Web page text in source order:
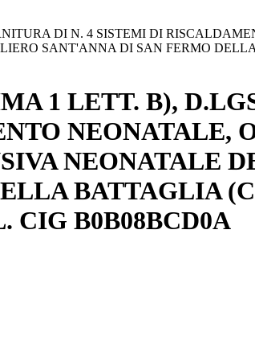
DI N. 4 SISTEMI DI
SANT'ANNA DI SAN FERMO
1 LETT. B),
NEONATALE,
NEONATALE
BATTAGLIA
CIG B0B08BCD0A